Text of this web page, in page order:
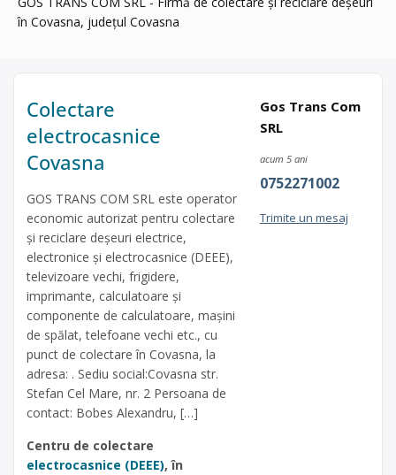
în Covasna, județul Covasna
Colectare
electrocasnice
Covasna
GOS TRANS COM SRL este operator
economic autorizat pentru colectare
și reciclare deșeuri electrice,
electronice și electrocasnice (DEEE),
televizoare vechi, frigidere,
imprimante, calculatoare și
componente de calculatoare, mașini
de spălat, telefoane vechi etc., cu
punct de colectare în Covasna, la
adresa: . Sediu social:Covasna str.
Stefan Cel Mare, nr. 2 Persoana de
contact: Bobes Alexandru, […]
Centru de colectare
electrocasnice (DEEE), în
Gos Trans Com
SRL
acum 5 ani
0752271002
Trimite un mesaj